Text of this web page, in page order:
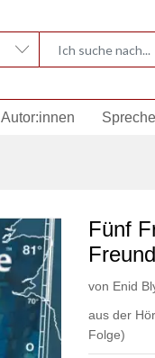
Autor:innen
Fünf
von Enid
aus der
Folge)